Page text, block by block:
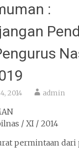
:
2014 admin
/ XI / 2014
permintaan dari